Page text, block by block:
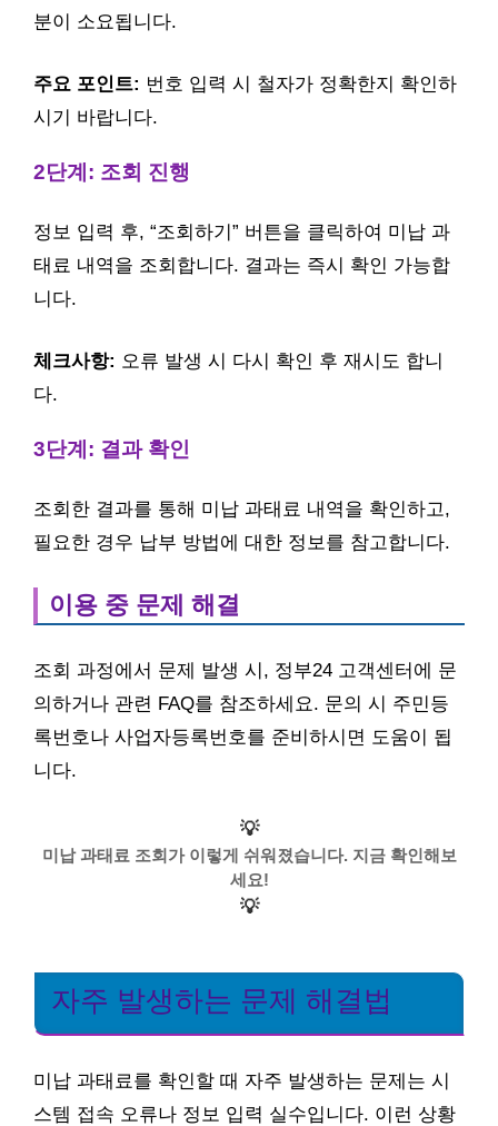
분이 소요됩니다.
주요 포인트: 번호 입력 시 철자가 정확한지 확인하
시기 바랍니다.
2단계: 조회 진행
정보 입력 후, “조회하기” 버튼을 클릭하여 미납 과
태료 내역을 조회합니다. 결과는 즉시 확인 가능합
니다.
체크사항: 오류 발생 시 다시 확인 후 재시도 합니
다.
3단계: 결과 확인
조회한 결과를 통해 미납 과태료 내역을 확인하고,
필요한 경우 납부 방법에 대한 정보를 참고합니다.
이용 중 문제 해결
조회 과정에서 문제 발생 시, 정부24 고객센터에 문
의하거나 관련 FAQ를 참조하세요. 문의 시 주민등
록번호나 사업자등록번호를 준비하시면 도움이 됩
니다.
💡
미납 과태료 조회가 이렇게 쉬워졌습니다. 지금 확인해보
세요!
💡
자주 발생하는 문제 해결법
미납 과태료를 확인할 때 자주 발생하는 문제는 시
스템 접속 오류나 정보 입력 실수입니다. 이런 상황